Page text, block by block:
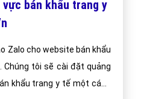
bán khẩu
bán khẩu trang y tế Online
bá thương hiệu, sản phẩm,
hàng tiềm năng đồng